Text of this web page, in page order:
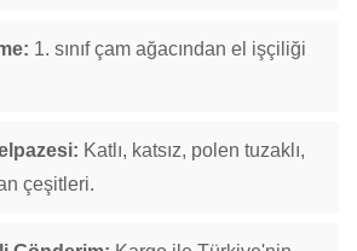
1. sınıf çam ağacından el işçiliği
Katlı, katsız, polen tuzaklı,
çeşitleri.